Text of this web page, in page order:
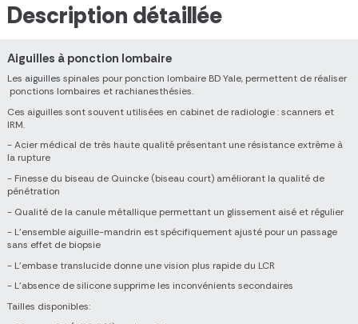
Description détaillée
Aiguilles à ponction lombaire
Les aiguilles spinales pour ponction lombaire BD Yale, permettent de réaliser
ponctions lombaires et rachianesthésies.
Ces aiguilles sont souvent utilisées en cabinet de radiologie : scanners et
IRM.
- Acier médical de très haute qualité présentant une résistance extrême à
la rupture
- Finesse du biseau de Quincke (biseau court) améliorant la qualité de
pénétration
- Qualité de la canule métallique permettant un glissement aisé et régulier
- L’ensemble aiguille-mandrin est spécifiquement ajusté pour un passage
sans effet de biopsie
- L’embase translucide donne une vision plus rapide du LCR
- L’absence de silicone supprime les inconvénients secondaires
Tailles disponibles: